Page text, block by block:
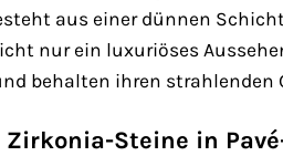
aus einer dünnen
nur ein luxuriöses
behalten ihren strahlenden
Zirkonia-Steine in